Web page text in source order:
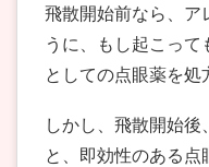
飛散開始前なら、ア
うに、もし起こっ
としての点眼薬を処
しかし、飛散開始後
と、即効性のある点